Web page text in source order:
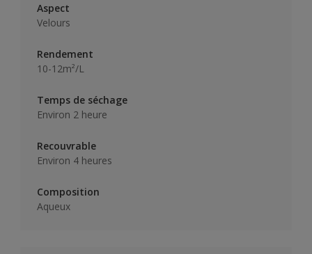
Aspect
Velours
Rendement
10-12m²/L
Temps de séchage
Environ 2 heure
Recouvrable
Environ 4 heures
Composition
Aqueux